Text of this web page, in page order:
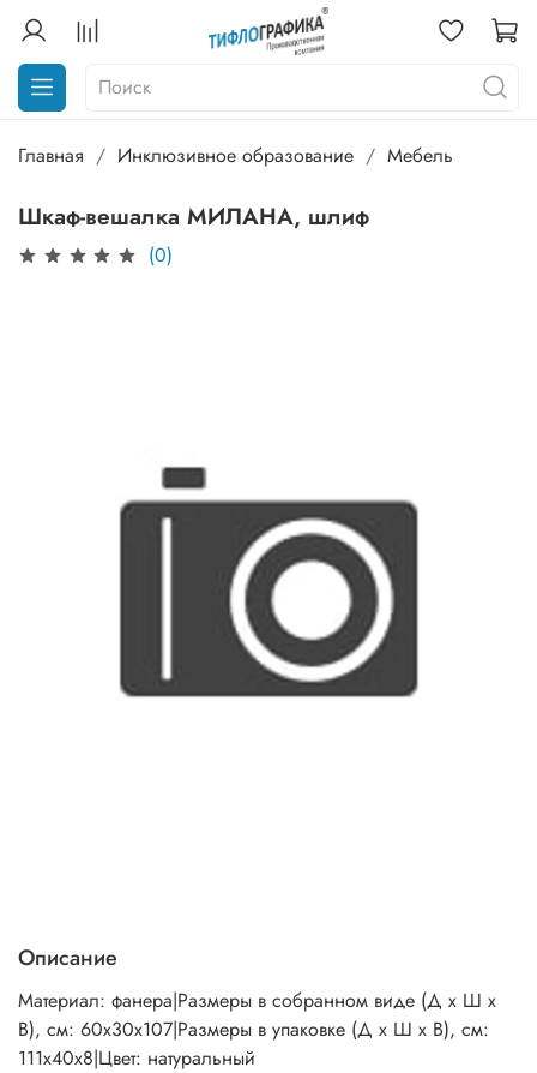
Главная Инклюзивное образование Мебель
Шкаф-вешалка МИЛАНА, шлиф
(0)
Описание
Материал: фанера|Размеры в собранном виде (Д х Ш х
В), см: 60х30х107|Размеры в упаковке (Д х Ш х В), см:
111х40х8|Цвет: натуральный